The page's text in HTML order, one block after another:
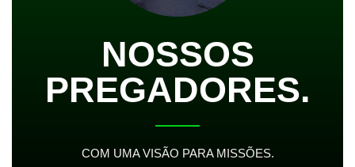
NOSSOS
PREGADORES.
COM UMA VISÃO PARA MISSÕES.